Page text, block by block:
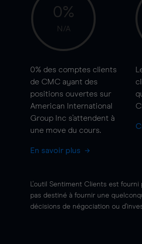
0%
N/A
0% des comptes clients
de CMC ayant des
positions ouvertes sur
American International
Group Inc s'attendent à
une move du cours.
En savoir plus
L'outil Sentiment Clients est
pas destiné à fournir une
décisions de négociation ou